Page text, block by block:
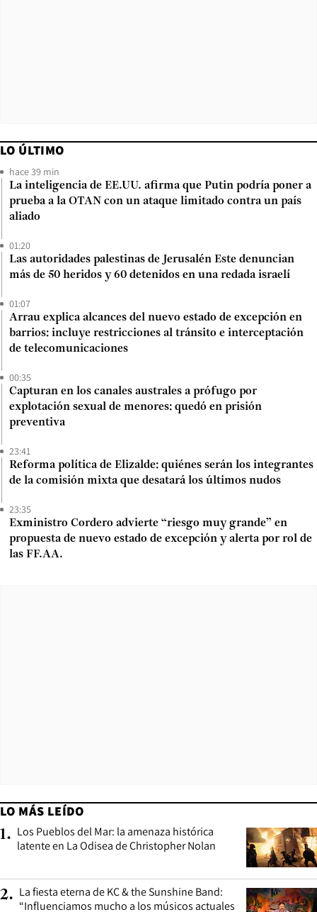
LO ÚLTIMO
hace 39 min
La inteligencia de EE.UU. afirma que Putin podría poner a
prueba a la OTAN con un ataque limitado contra un país
aliado
01:20
Las autoridades palestinas de Jerusalén Este denuncian
más de 50 heridos y 60 detenidos en una redada israelí
01:07
Arrau explica alcances del nuevo estado de excepción en
barrios: incluye restricciones al tránsito e interceptación
de telecomunicaciones
00:35
Capturan en los canales australes a prófugo por
explotación sexual de menores: quedó en prisión
preventiva
23:41
Reforma política de Elizalde: quiénes serán los integrantes
de la comisión mixta que desatará los últimos nudos
23:35
Exministro Cordero advierte “riesgo muy grande” en
propuesta de nuevo estado de excepción y alerta por rol de
las FF.AA.
LO MÁS LEÍDO
1. Los Pueblos del Mar: la amenaza histórica
latente en La Odisea de Christopher Nolan
2. La fiesta eterna de KC & the Sunshine Band:
“Influenciamos mucho a los músicos actuales